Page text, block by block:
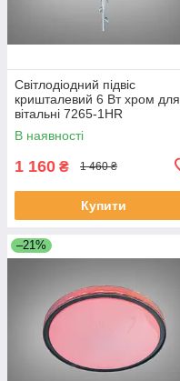
Світлодіодний підвіс
кришталевий 6 Вт хром для
вітальні 7265-1HR
В наявності
1 160 ₴ 1 460 ₴
Купити
–21%